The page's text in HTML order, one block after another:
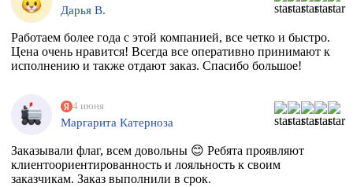
Дарья В.
Работаем более года с этой компанией, все четко и быстро.
Цена очень нравится! Всегда все оперативно принимают к
исполнению и также отдают заказ. Спасибо большое!
4 июня
Маргарита Катерноза
Заказывали флаг, всем довольны 😊 Ребята проявляют
клиентоориентированность и лояльность к своим
заказчикам. Заказ выполнили в срок.